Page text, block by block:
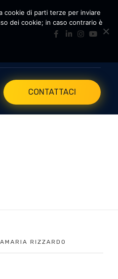
CONTATTACI
RIZZARDO
cookie di parti terze per inviare
dei cookie; in caso contrario è